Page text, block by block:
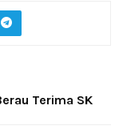
Terima SK